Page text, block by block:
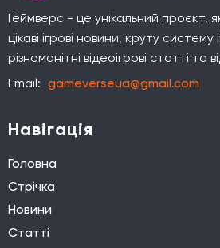
Геймверс - це унікальний проєкт,
цікаві ігрові новини, круту
різноманітні відеоігрові статті та
Email: gameverseua@gmail.com
Навігація
Головна
Стрічка
Новини
Статті